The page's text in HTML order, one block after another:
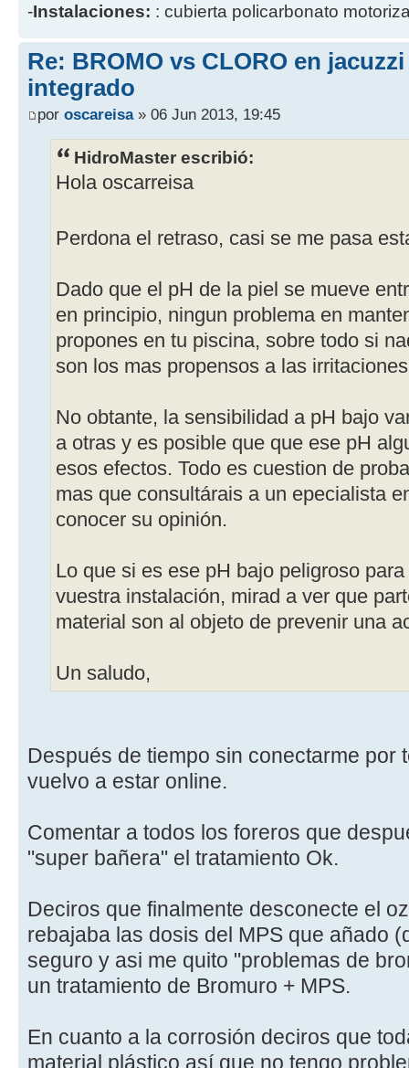
-Instalaciones: : cubierta policarbonato
Re: BROMO vs CLORO en
integrado
por oscareisa» 06 Jun 2013, 19:45
HidroMaster escribió:
Hola oscarreisa
Perdona el retraso, casi se me pasa
Dado que el pH de la piel se mueve
en principio, ningun problema en
propones en tu piscina, sobre todo si
son los mas propensos a las
No obtante, la sensibilidad a pH bajo
a otras y es posible que que ese pH
esos efectos. Todo es cuestion de
mas que consultárais a un epecialista
conocer su opinión.
Lo que si es ese pH bajo peligroso
vuestra instalación, mirad a ver que
material son al objeto de prevenir una
Un saludo,
Después de tiempo sin conectarme por
vuelvo a estar online.
Comentar a todos los foreros que
"super bañera" el tratamiento Ok.
Deciros que finalmente desconecte el
rebajaba las dosis del MPS que añado
seguro y asi me quito "problemas de
un tratamiento de Bromuro + MPS.
En cuanto a la corrosión deciros que
material plástico así que no tengo